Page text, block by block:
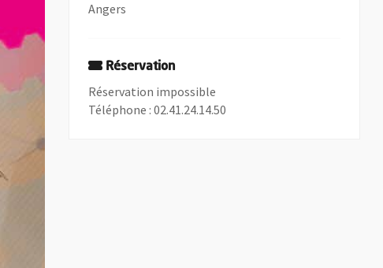
Angers
Réservation
Réservation impossible
Téléphone : 02.41.24.14.50